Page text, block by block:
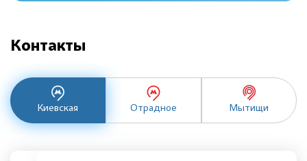
Контакты
Киевская Отрадное Мытищи